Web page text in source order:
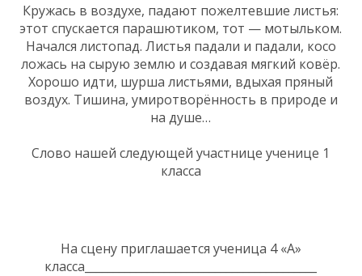
Кружась в воздухе, падают пожелтевшие листья:
этот спускается парашютиком, тот — мотыльком.
Начался листопад. Листья падали и падали, косо
ложась на сырую землю и создавая мягкий ковёр.
Хорошо идти, шурша листьями, вдыхая пряный
воздух. Тишина, умиротворённость в природе и
на душе…
Слово нашей следующей участнице ученице 1
класса
На сцену приглашается ученица 4 «А»
класса_________________________________________